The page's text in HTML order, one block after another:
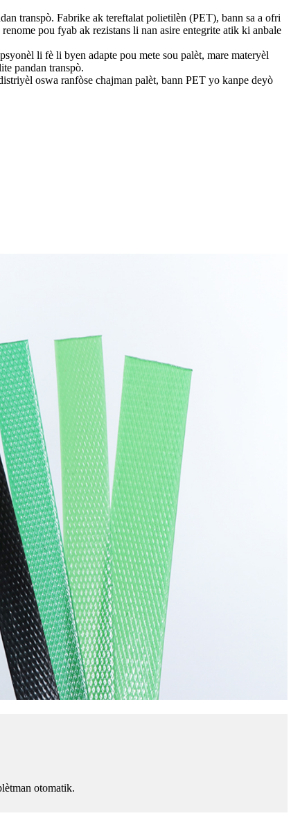
transpò. Fabrike ak tereftalat polietilèn (PET), bann sa a ofri
pou fyab ak rezistans li nan asire entegrite atik ki anbale
li fè li byen adapte pou mete sou palèt, mare materyèl
pandan transpò.
oswa ranfòse chajman palèt, bann PET yo kanpe deyò
otomatik.